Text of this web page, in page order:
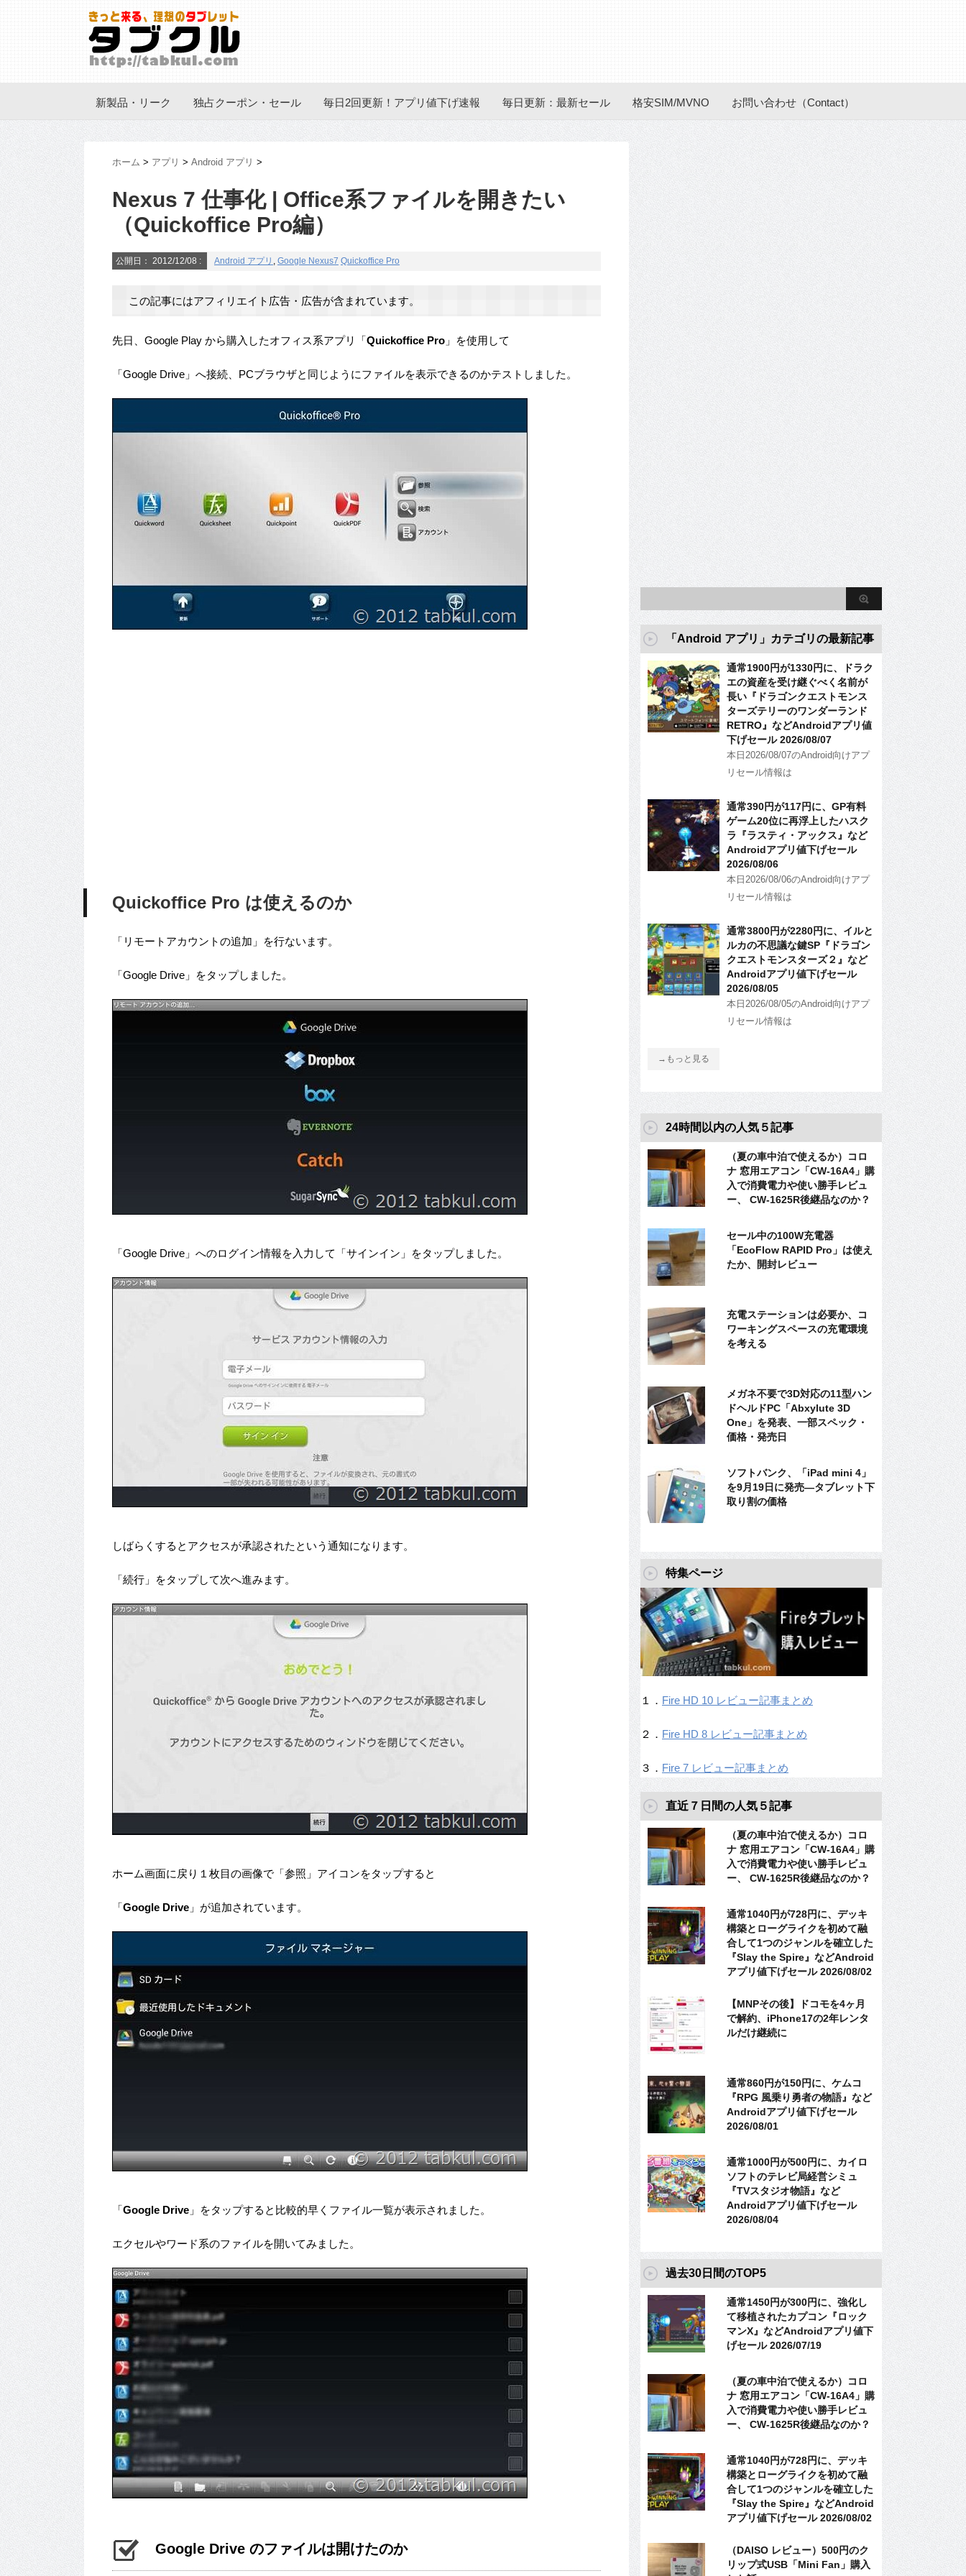
新製品・リーク 独占クーポン・セール 毎日2回更新！アプリ値下げ速報 毎日更新：最新セール 格安SIM/MVNO お問い合わせ（Contact）
ホーム > アプリ > Android アプリ >
Nexus 7 仕事化 | Office系ファイルを開きたい
（Quickoffice Pro編）
公開日： 2012/12/08 : Android アプリ , Google Nexus7 Quickoffice Pro
この記事にはアフィリエイト広告・広告が含まれています。
先日、Google Play から購入したオフィス系アプリ「Quickoffice Pro 」を使用して
「Google Drive」へ接続、PCブラウザと同じようにファイルを表示できるのかテストしました。
Quickoffice Pro は使えるのか
「リモートアカウントの追加」を行ないます。
「Google Drive」をタップしました。
「Google Drive」へのログイン情報を入力して「サインイン」をタップしました。
しばらくするとアクセスが承認されたという通知になります。
「続行」をタップして次へ進みます。
ホーム画面に戻り１枚目の画像で「参照」アイコンをタップすると
「Google Drive 」が追加されています。
「Google Drive 」をタップすると比較的早くファイル一覧が表示されました。
エクセルやワード系のファイルを開いてみました。
Google Drive のファイルは開けたのか
「Android アプリ」カテゴリの最新記事
通常1900円が1330円に、ドラク
エの資産を受け継ぐべく名前が
長い『ドラゴンクエストモンス
ターズテリーのワンダーランド
RETRO』などAndroidアプリ値
下げセール 2026/08/07
本日2026/08/07のAndroid向けアプ
リセール情報は
通常390円が117円に、GP有料
ゲーム20位に再浮上したハスク
ラ『ラスティ・アックス』など
Androidアプリ値下げセール
2026/08/06
本日2026/08/06のAndroid向けアプ
リセール情報は
通常3800円が2280円に、イルと
ルカの不思議な鍵SP『ドラゴン
クエストモンスターズ２』など
Androidアプリ値下げセール
2026/08/05
本日2026/08/05のAndroid向けアプ
リセール情報は
→もっと見る
24時間以内の人気５記事
（夏の車中泊で使えるか）コロ
ナ 窓用エアコン「CW-16A4」購
入で消費電力や使い勝手レビュ
ー、 CW-1625R後継品なのか？
セール中の100W充電器
「EcoFlow RAPID Pro」は使え
たか、開封レビュー
充電ステーションは必要か、コ
ワーキングスペースの充電環境
を考える
メガネ不要で3D対応の11型ハン
ドヘルドPC「Abxylute 3D
One」を発表、一部スペック・
価格・発売日
ソフトバンク、「iPad mini 4」
を9月19日に発売―タブレット下
取り割の価格
特集ページ
１． Fire HD 10 レビュー記事まとめ
２． Fire HD 8 レビュー記事まとめ
３． Fire 7 レビュー記事まとめ
直近７日間の人気５記事
（夏の車中泊で使えるか）コロ
ナ 窓用エアコン「CW-16A4」購
入で消費電力や使い勝手レビュ
ー、 CW-1625R後継品なのか？
通常1040円が728円に、デッキ
構築とローグライクを初めて融
合して1つのジャンルを確立した
『Slay the Spire』などAndroid
アプリ値下げセール 2026/08/02
【MNPその後】ドコモを4ヶ月
で解約、iPhone17の2年レンタ
ルだけ継続に
通常860円が150円に、ケムコ
『RPG 風乗り勇者の物語』など
Androidアプリ値下げセール
2026/08/01
通常1000円が500円に、カイロ
ソフトのテレビ局経営シミュ
『TVスタジオ物語』など
Androidアプリ値下げセール
2026/08/04
過去30日間のTOP5
通常1450円が300円に、強化し
て移植されたカプコン『ロック
マンX』などAndroidアプリ値下
げセール 2026/07/19
（夏の車中泊で使えるか）コロ
ナ 窓用エアコン「CW-16A4」購
入で消費電力や使い勝手レビュ
ー、 CW-1625R後継品なのか？
通常1040円が728円に、デッキ
構築とローグライクを初めて融
合して1つのジャンルを確立した
『Slay the Spire』などAndroid
アプリ値下げセール 2026/08/02
（DAISO レビュー）500円のク
リップ式USB「Mini Fan」購入